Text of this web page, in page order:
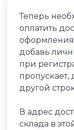
Теперь
оплатить
оформления
добавь
при
другой
В адрес
склада в